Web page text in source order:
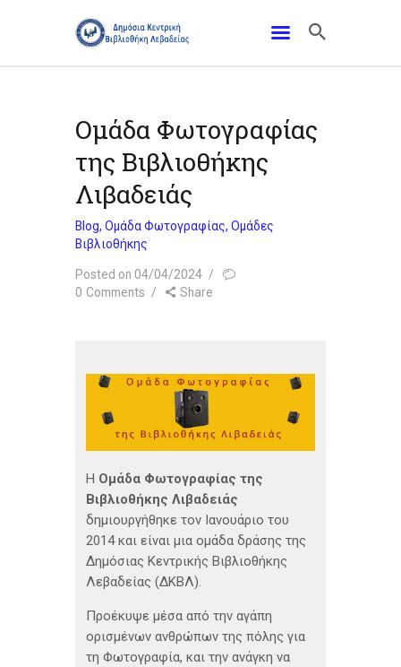
Ομάδα Φωτογραφίας
της Βιβλιοθήκης
Λιβαδειάς
Blog, Ομάδα Φωτογραφίας, Ομάδες
Βιβλιοθήκης
Posted on 04/04/2024
0 Comments Share
Η Ομάδα Φωτογραφίας της
Βιβλιοθήκης Λιβαδειάς
δημιουργήθηκε τον Ιανουάριο του
2014 και είναι μια ομάδα δράσης της
Δημόσιας Κεντρικής Βιβλιοθήκης
Λεβαδείας (ΔΚΒΛ).
Προέκυψε μέσα από την αγάπη
ορισμένων ανθρώπων της πόλης για
τη Φωτογραφία, και την ανάγκη να